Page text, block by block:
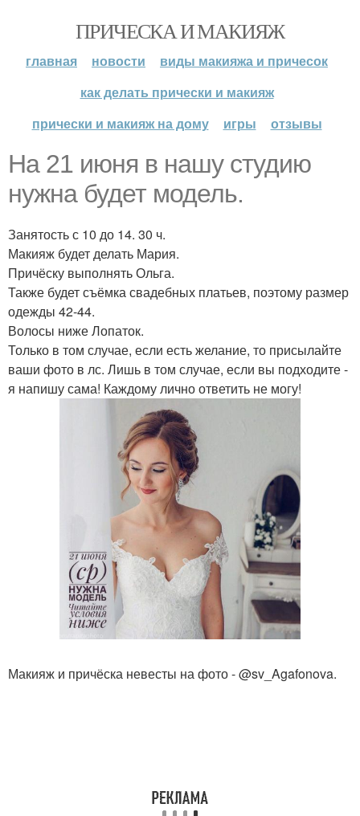
ПРИЧЕСКА И МАКИЯЖ
главная новости
виды макияжа и причесок
как делать прически и макияж
прически и макияж на дому
игры отзывы
На 21 июня в нашу студию
нужна будет модель.
Занятость с 10 до 14. 30 ч.
Макияж будет делать Мария.
Причёску выполнять Ольга.
Также будет съёмка свадебных платьев, поэтому размер
одежды 42-44.
Волосы ниже Лопаток.
Только в том случае, если есть желание, то присылайте
ваши фото в лс. Лишь в том случае, если вы подходите -
я напишу сама! Каждому лично ответить не могу!
Макияж и причёска невесты на фото - @sv_Agafonova.